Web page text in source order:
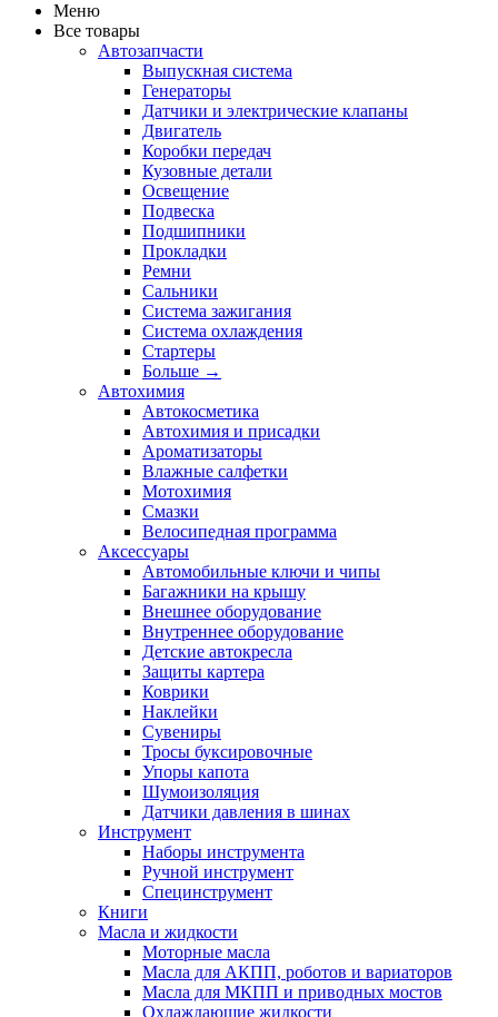
Меню
Все товары
Автозапчасти
Выпускная система
Генераторы
Датчики и электрические клапаны
Двигатель
Коробки передач
Кузовные детали
Освещение
Подвеска
Подшипники
Прокладки
Ремни
Сальники
Система зажигания
Система охлаждения
Стартеры
Больше →
Автохимия
Автокосметика
Автохимия и присадки
Ароматизаторы
Влажные салфетки
Мотохимия
Смазки
Велосипедная программа
Аксессуары
Автомобильные ключи и чипы
Багажники на крышу
Внешнее оборудование
Внутреннее оборудование
Детские автокресла
Защиты картера
Коврики
Наклейки
Сувениры
Тросы буксировочные
Упоры капота
Шумоизоляция
Датчики давления в шинах
Инструмент
Наборы инструмента
Ручной инструмент
Специнструмент
Книги
Масла и жидкости
Моторные масла
Масла для АКПП, роботов и вариаторов
Масла для МКПП и приводных мостов
Охлаждающие жидкости